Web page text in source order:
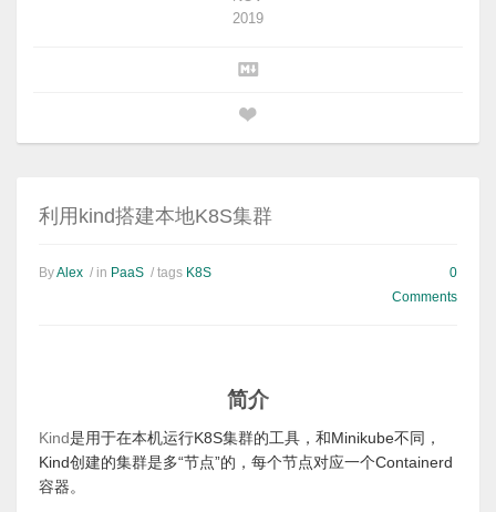
2019
利用kind搭建本地K8S集群
ByAlex / in PaaS / tags K8S
0
Comments
简介
Kind是用于在本机运行K8S集群的工具，和Minikube不同，
Kind创建的集群是多“节点”的，每个节点对应一个Containerd
容器。